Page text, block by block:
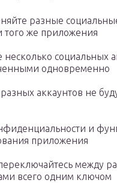
разные
того же приложения
несколько социальных
одновременно
аккаунтов не
и
приложения
между
всего одним ключом